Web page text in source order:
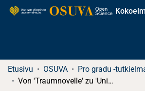
Etusivu OSUVA
Von 'Traumnovelle' zu 'Unikertomus' – Eine übersetzungskritische Betrachtung von Arthur Schnitzlers Novelle